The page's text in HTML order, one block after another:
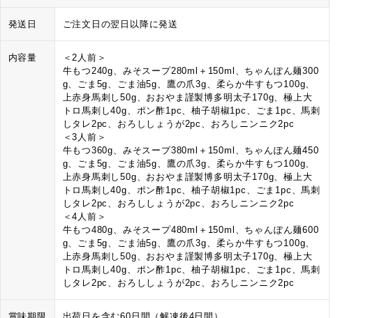
発送日 ご注文日の翌日以降に発送
内容量
＜2人前＞
牛もつ240g、みそスープ280ml＋150ml、ちゃんぽん麺300
g、ごま5g、ごま油5g、鷹の爪3g、柔らか牛すもつ100g、
上赤身馬刺し50g、おおやま謹製博多明太子170g、極上大
トロ馬刺し40g、ポン酢1pc、柚子胡椒1pc、ごま1pc、馬刺
しタレ2pc、おろししょうが2pc、おろしニンニク2pc
＜3人前＞
牛もつ360g、みそスープ380ml＋150ml、ちゃんぽん麺450
g、ごま5g、ごま油5g、鷹の爪3g、柔らか牛すもつ100g、
上赤身馬刺し50g、おおやま謹製博多明太子170g、極上大
トロ馬刺し40g、ポン酢1pc、柚子胡椒1pc、ごま1pc、馬刺
しタレ2pc、おろししょうが2pc、おろしニンニク2pc
＜4人前＞
牛もつ480g、みそスープ480ml＋150ml、ちゃんぽん麺600
g、ごま5g、ごま油5g、鷹の爪3g、柔らか牛すもつ100g、
上赤身馬刺し50g、おおやま謹製博多明太子170g、極上大
トロ馬刺し40g、ポン酢1pc、柚子胡椒1pc、ごま1pc、馬刺
しタレ2pc、おろししょうが2pc、おろしニンニク2pc